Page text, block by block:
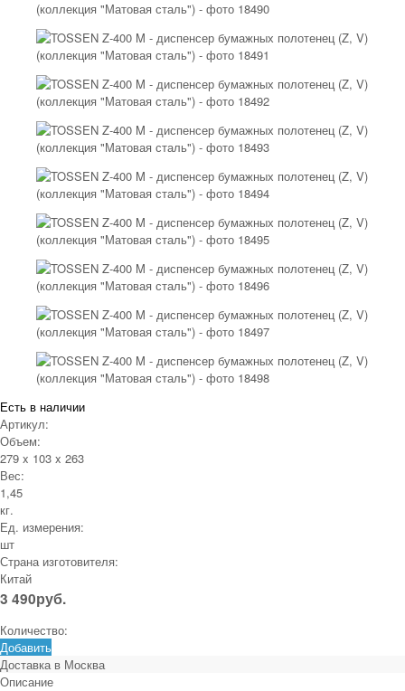
Есть в наличии
Артикул:
Объем:
279 x 103 x 263
Вес:
1,45
кг.
Ед. измерения:
шт
Страна изготовителя:
Китай
3 490руб.
Количество:
Добавить
Доставка в Москва
Описание